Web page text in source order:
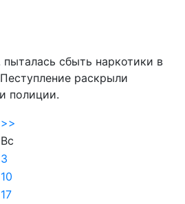
сбыть наркотики в
раскрыли
полиции.
>>
Вс
3
10
17